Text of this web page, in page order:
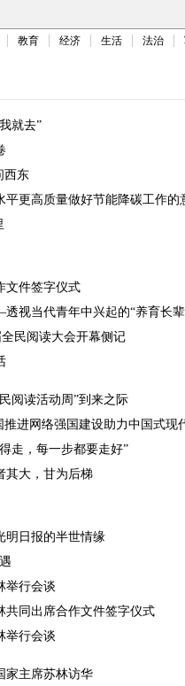
教育 经济 生活 法治
就去”
西东
更高质量做好节能降碳工作的
文件签字仪式
视当代青年中兴起的“养育长
民阅读大会开幕侧记
阅读活动周”到来之际
进网络强国建设助力中国式现
走，每一步都要走好”
其大，甘为后梯
明日报的半世情缘
举行会谈
共同出席合作文件签字仪式
举行会谈
家主席苏林访华